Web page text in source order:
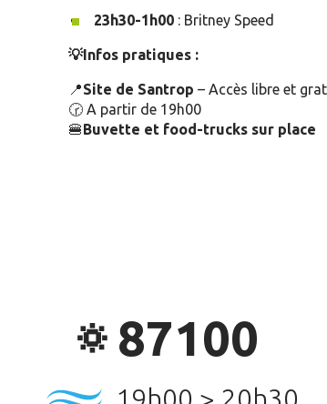
23h30-1h00 : Britney Speed
💡Infos pratiques :
📍Site de Santrop – Accès libre et
🕝 A partir de 19h00
🍔Buvette et food-trucks sur place
🔅87100